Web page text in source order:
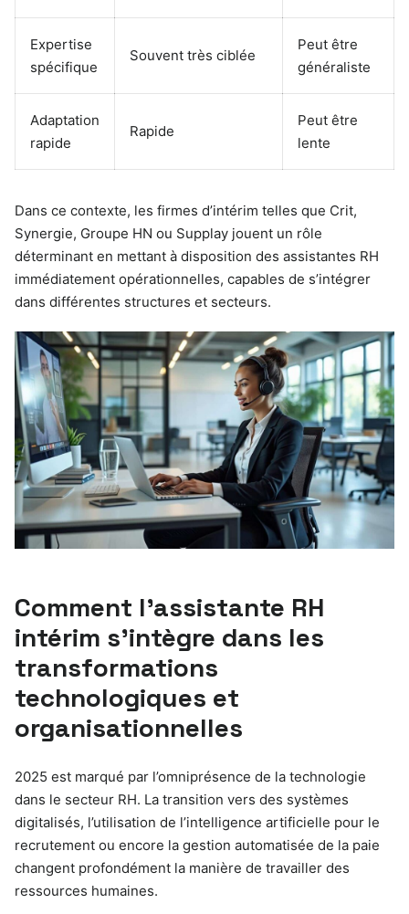
Expertise
spécifique
Souvent très ciblée
Peut être
généraliste
Adaptation
rapide
Rapide
Peut être
lente
Dans ce contexte, les firmes d’intérim telles que Crit,
Synergie, Groupe HN ou Supplay jouent un rôle
déterminant en mettant à disposition des assistantes RH
immédiatement opérationnelles, capables de s’intégrer
dans différentes structures et secteurs.
Comment l’assistante RH
intérim s’intègre dans les
transformations
technologiques et
organisationnelles
2025 est marqué par l’omniprésence de la technologie
dans le secteur RH. La transition vers des systèmes
digitalisés, l’utilisation de l’intelligence artificielle pour le
recrutement ou encore la gestion automatisée de la paie
changent profondément la manière de travailler des
ressources humaines.